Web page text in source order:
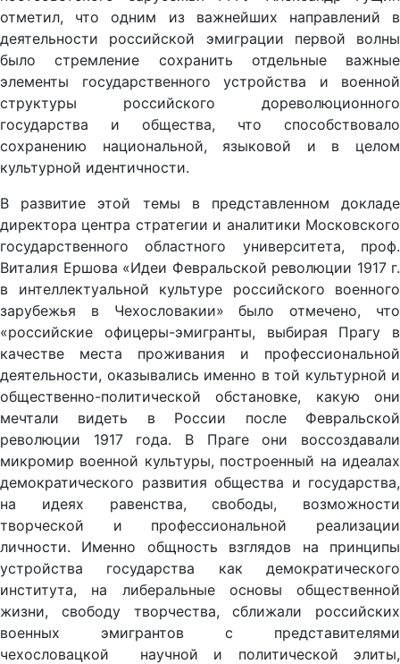
отметил, что одним из важнейших направлений в
деятельности российской эмиграции первой волны
было стремление сохранить отдельные важные
элементы государственного устройства и военной
структуры российского дореволюционного
государства и общества, что способствовало
сохранению национальной, языковой и в целом
культурной идентичности.
В развитие этой темы в представленном докладе
директора центра стратегии и аналитики Московского
государственного областного университета, проф.
Виталия Ершова «Идеи Февральской революции 1917 г.
в интеллектуальной культуре российского военного
зарубежья в Чехословакии» было отмечено, что
«российские офицеры-эмигранты, выбирая Прагу в
качестве места проживания и профессиональной
деятельности, оказывались именно в той культурной и
общественно-политической обстановке, какую они
мечтали видеть в России после Февральской
революции 1917 года. В Праге они воссоздавали
микромир военной культуры, построенный на идеалах
демократического развития общества и государства,
на идеях равенства, свободы, возможности
творческой и профессиональной реализации
личности. Именно общность взглядов на принципы
устройства государства как демократического
института, на либеральные основы общественной
жизни, свободу творчества, сближали российских
военных эмигрантов с представителями
чехословацкой научной и политической элиты,